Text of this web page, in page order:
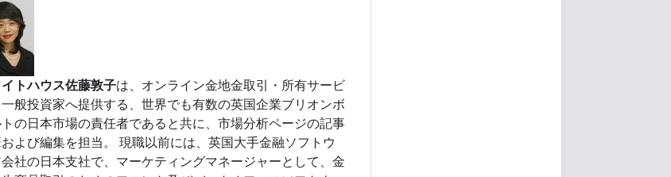
トハウス佐藤敦子は、オンライン金地金取引・所有サービ
一般投資家へ提供する、世界でも有数の英国企業ブリオンボ
の日本市場の責任者であると共に、市場分析ページの記事
よび編集を担当。 現職以前には、英国大手金融ソフトウ
会社の日本支社で、マーケティングマネージャーとして、金